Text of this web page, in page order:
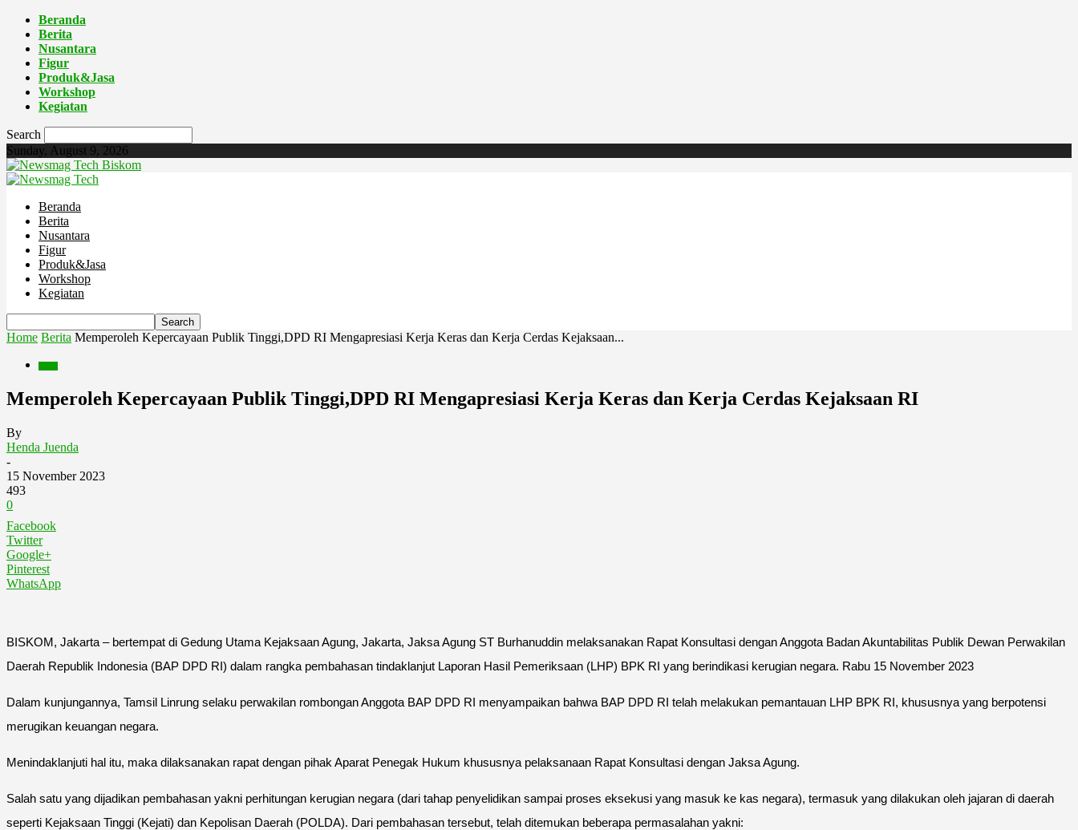
Beranda
Berita
Nusantara
Figur
Produk&Jasa
Workshop
Kegiatan
Search
Sunday, August 9, 2026
Biskom
Beranda
Berita
Nusantara
Figur
Produk&Jasa
Workshop
Kegiatan
Home Berita Memperoleh Kepercayaan Publik Tinggi,DPD RI Mengapresiasi Kerja Keras dan Kerja Cerdas Kejaksaan...
Memperoleh Kepercayaan Publik Tinggi,DPD RI Mengapresiasi Kerja Keras dan Kerja Cerdas Kejaksaan RI
By
Henda Juenda
-
15 November 2023
493
0
Facebook
Twitter
Google+
Pinterest
WhatsApp
BISKOM, Jakarta – bertempat di Gedung Utama Kejaksaan Agung, Jakarta, Jaksa Agung ST Burhanuddin melaksanakan Rapat Konsultasi dengan Anggota Badan Akuntabilitas Publik Dewan Perwakilan
Daerah Republik Indonesia (BAP DPD RI) dalam rangka pembahasan tindaklanjut Laporan Hasil Pemeriksaan (LHP) BPK RI yang berindikasi kerugian negara. Rabu 15 November 2023
Dalam kunjungannya, Tamsil Linrung selaku perwakilan rombongan Anggota BAP DPD RI menyampaikan bahwa BAP DPD RI telah melakukan pemantauan LHP BPK RI, khususnya yang berpotensi
merugikan keuangan negara.
Menindaklanjuti hal itu, maka dilaksanakan rapat dengan pihak Aparat Penegak Hukum khususnya pelaksanaan Rapat Konsultasi dengan Jaksa Agung.
Salah satu yang dijadikan pembahasan yakni perhitungan kerugian negara (dari tahap penyelidikan sampai proses eksekusi yang masuk ke kas negara), termasuk yang dilakukan oleh jajaran di daerah
seperti Kejaksaan Tinggi (Kejati) dan Kepolisan Daerah (POLDA). Dari pembahasan tersebut, telah ditemukan beberapa permasalahan yakni: